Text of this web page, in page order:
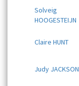
Solveig
HOOGESTEIJN
Claire HUNT
Judy JACKSON